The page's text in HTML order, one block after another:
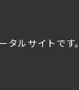
ルサイトです。